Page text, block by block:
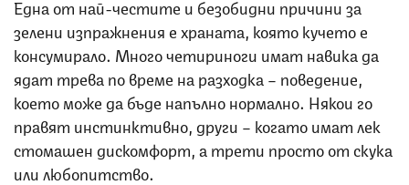
Една от най-честите и безобидни причини за
зелени изпражнения е храната, която кучето е
консумирало. Много четириноги имат навика да
ядат трева по време на разходка – поведение,
което може да бъде напълно нормално. Някои го
правят инстинктивно, други – когато имат лек
стомашен дискомфорт, а трети просто от скука
или любопитство.